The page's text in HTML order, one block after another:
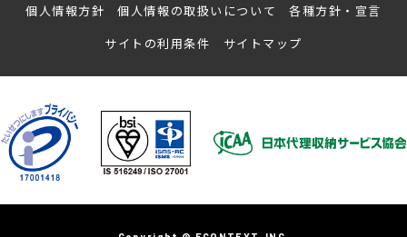
個人情報方針 個人情報の取扱いについて
各種方針・宣言
サイトの利用条件
サイトマップ